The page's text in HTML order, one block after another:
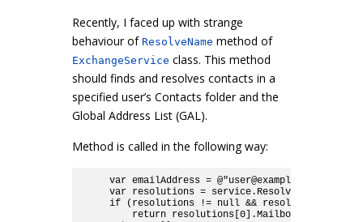
Recently, I faced up with strange
behaviour of ResolveName method of
ExchangeService class. This method
should finds and resolves contacts in a
specified user’s Contacts folder and the
Global Address List (GAL).
Method is called in the following way:
var emailAddress = @"user@example.com";
var resolutions =
if (resolutions != null && resolutions.Count
return resolutions[0].Mailbox;